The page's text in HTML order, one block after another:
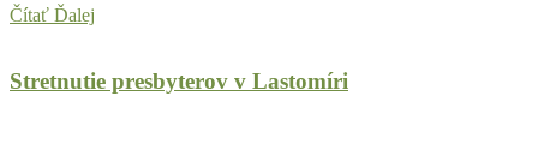
Čítať Ďalej
Stretnutie presbyterov v Lastomíri